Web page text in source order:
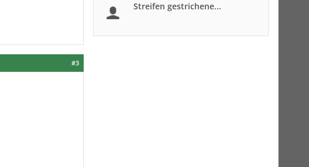
#3
Streifen gestrichene...